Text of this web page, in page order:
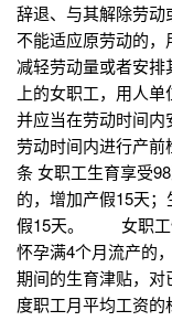
辞退、与其解除劳
不能适应原劳动的，
减轻劳动量或者安
上的女职工，用人
并应当在劳动时间
劳动时间内进行产
条 女职工生育享受
的，增加产假15天
假15天。 女职工怀
怀孕满4个月流产
期间的生育津贴，
度职工月平均工资